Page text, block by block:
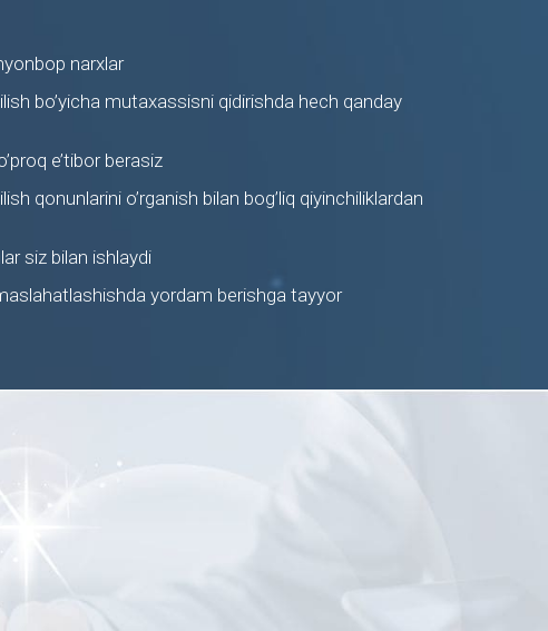
narxlar
bo’yicha mutaxassisni qidirishda hech qanday
e’tibor berasiz
qonunlarini o’rganish bilan bog’liq qiyinchiliklardan
siz bilan ishlaydi
yordam berishga tayyor